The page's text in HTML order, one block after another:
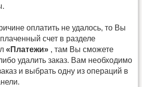
оплатить не удалось, то Вы
счет в разделе
«Платежи» , там Вы сможете
удалить заказ. Вам необходимо
и выбрать одну из операций в